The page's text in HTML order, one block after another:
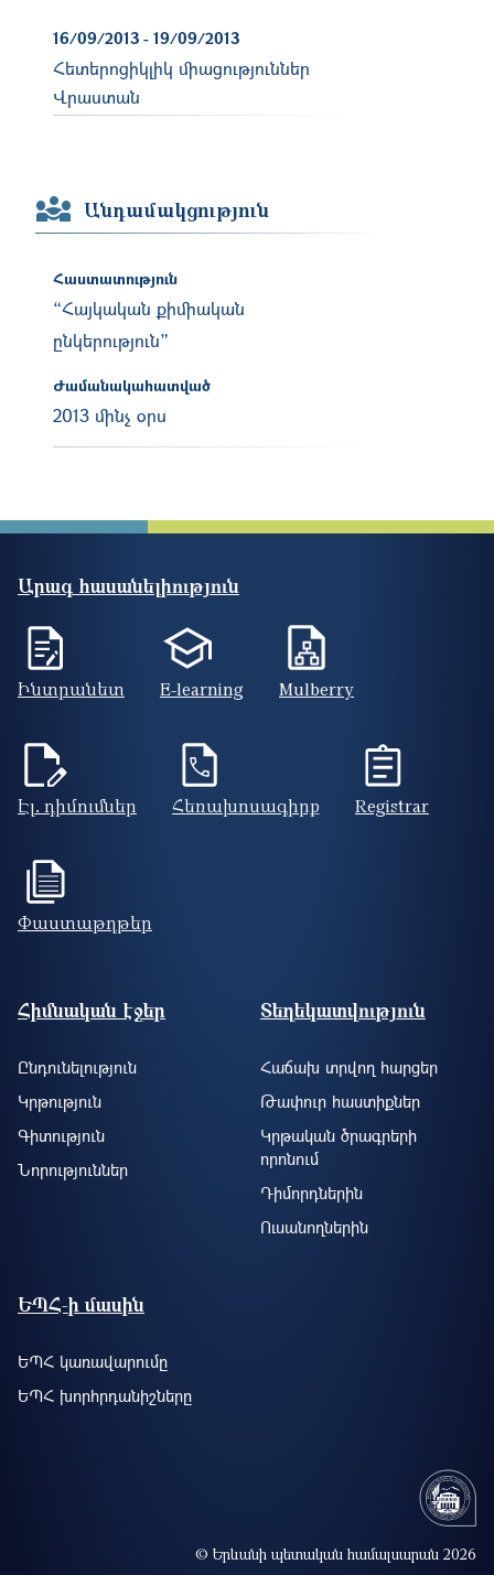
16/09/2013 - 19/09/2013
Հետերոցիկլիկ միացություններ
Վրաստան
Անդամակցություն
Հաստատություն
“Հայկական քիմիական
ընկերություն”
Ժամանակահատված
2013 մինչ օրս
Արագ հասանելիություն
Ինտրանետ E-learning Mulberry
Էլ. դիմումներ Հեռախոսագիրք Registrar
Փաստաթղթեր
Footer site information
Հիմնական էջեր
Ընդունելություն
Կրթություն
Գիտություն
Նորություններ
Տեղեկատվություն
Հաճախ տրվող հարցեր
Թափուր հաստիքներ
Կրթական ծրագրերի
որոնում
Դիմորդներին
Ուսանողներին
ԵՊՀ-ի մասին
ԵՊՀ կառավարումը
ԵՊՀ խորհրդանիշները
© Երևանի պետական համալսարան 2026